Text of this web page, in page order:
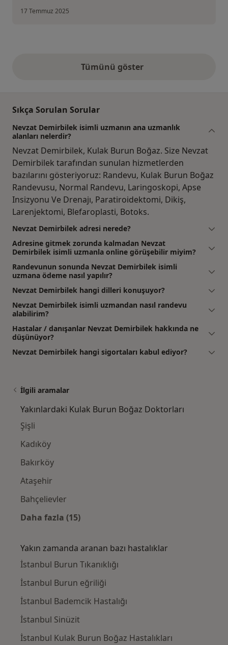
17 Temmuz 2025
Tümünü gösteryukarıdaki görüşler
Sıkça Sorulan Sorular
Nevzat Demirbilek isimli uzmanın ana uzmanlık
alanları nelerdir?
Nevzat Demirbilek, Kulak Burun Boğaz. Size Nevzat
Demirbilek tarafından sunulan hizmetlerden
bazılarını gösteriyoruz: Randevu, Kulak Burun Boğaz
Randevusu, Normal Randevu, Laringoskopi, Apse
Insizyonu Ve Drenajı, Paratiroidektomi, Dikiş,
Larenjektomi, Blefaroplasti, Botoks.
Nevzat Demirbilek adresi nerede?
Adresine gitmek zorunda kalmadan Nevzat
Demirbilek isimli uzmanla online görüşebilir miyim?
Randevunun sonunda Nevzat Demirbilek isimli
uzmana ödeme nasıl yapılır?
Nevzat Demirbilek hangi dilleri konuşuyor?
Nevzat Demirbilek isimli uzmandan nasıl randevu
alabilirim?
Hastalar / danışanlar Nevzat Demirbilek hakkında ne
düşünüyor?
Nevzat Demirbilek hangi sigortaları kabul ediyor?
İlgili aramalar
Yakınlardaki Kulak Burun Boğaz Doktorları
Şişli
Kadıköy
Bakırköy
Ataşehir
Bahçelievler
Daha fazla (15)
Yakın zamanda aranan bazı hastalıklar
İstanbul Burun Tıkanıklığı
İstanbul Burun eğriliği
İstanbul Bademcik Hastalığı
İstanbul Sinüzit
İstanbul Kulak Burun Boğaz Hastalıkları